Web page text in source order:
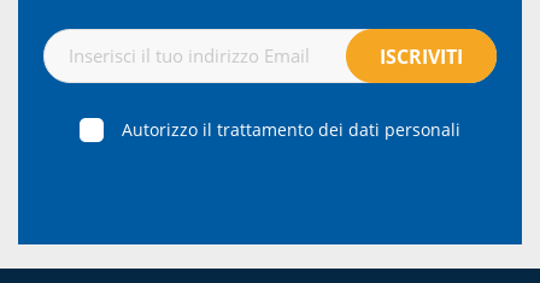
Autorizzo il trattamento dei dati personali